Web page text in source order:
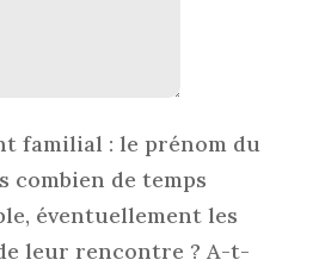
familial : le prénom du
combien de temps
éventuellement les
leur rencontre ? A-t-